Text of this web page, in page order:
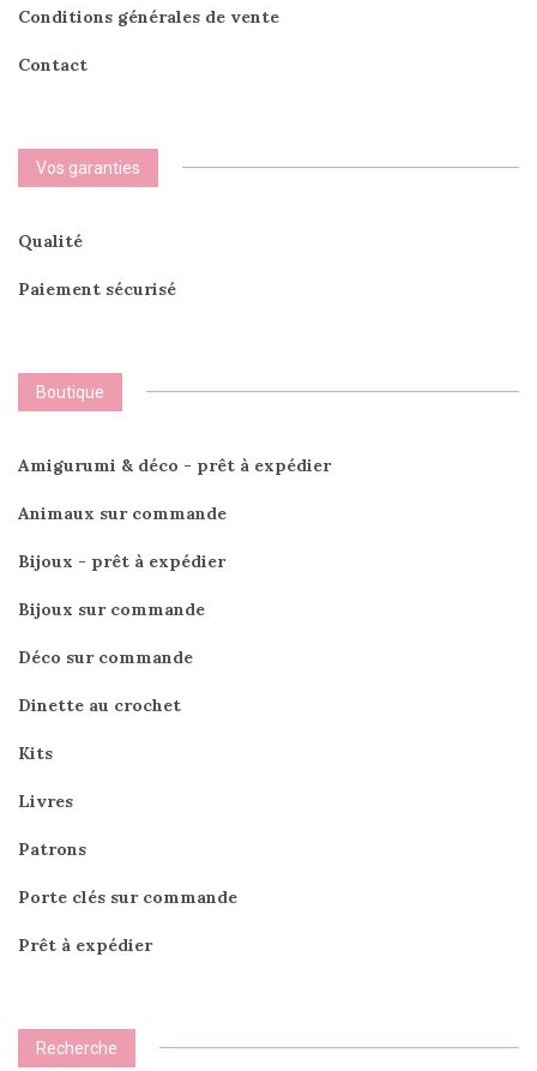
Conditions générales de vente
Contact
Vos garanties
Qualité
Paiement sécurisé
Boutique
Amigurumi & déco - prêt à expédier
Animaux sur commande
Bijoux - prêt à expédier
Bijoux sur commande
Déco sur commande
Dinette au crochet
Kits
Livres
Patrons
Porte clés sur commande
Prêt à expédier
Recherche